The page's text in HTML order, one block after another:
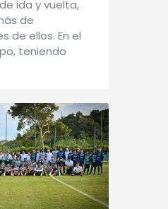
ida y vuelta,
de
de ellos. En el
teniendo